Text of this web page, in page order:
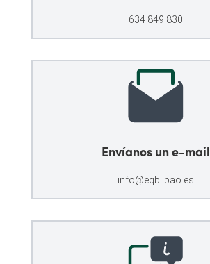
634 849 830
Envíanos un e-mail
info@eqbilbao.es